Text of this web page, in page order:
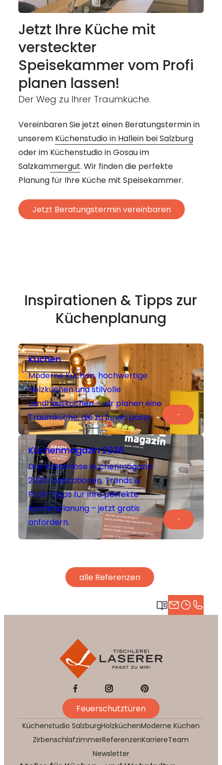
Jetzt Ihre Küche mit
versteckter
Speisekammer vom Profi
planen lassen!
Der Weg zu Ihrer Traumküche.
Vereinbaren Sie jetzt einen Beratungstermin in
unserem Küchenstudio in Hallein bei Salzburg
oder im Küchenstudio in Gosau im
Salzkammergut. Wir finden die perfekte
Planung für Ihre Küche mit Speisekammer.
Jetzt Beratungstermin vereinbaren
Inspirationen & Tipps zur
Küchenplanung
Küchen
Moderne Küchen, hochwertige
Holzküchen und stilvolle
Landhausküchen – wir planen eine
Traumküche, die zu Ihnen passt.
Küchenmagazin 2026
Das kostenlose Küchenmagazin
2026: Inspirationen, Trends &
Profi-Tipps für Ihre perfekte
Küchenplanung – jetzt gratis
anfordern.
alle Referenzen
Feuerschutztüren
Küchenstudio SalzburgHolzküchenModerne Küchen
ZirbenschlafzimmerReferenzenKarriereTeam
Newsletter